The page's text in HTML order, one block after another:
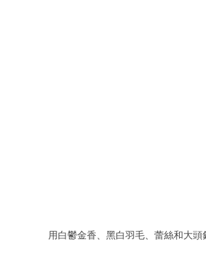
用白鬱金香 、黑白羽毛 蕾絲和大頭